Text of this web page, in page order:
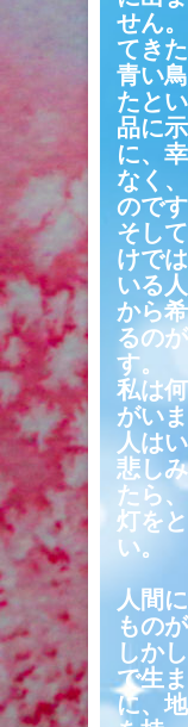
せん
てき
青い
たと
品に
に、
なく
ので
そし
けで
いる
から
るの
す。
私は
がい
人は
悲し
たら
灯を
い。
人間
もの
しか
で生
に、